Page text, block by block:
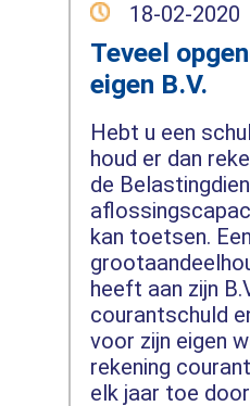
18-02-2020
Teveel
eigen B.V.
Hebt u een
houd er dan
de
kan toetsen.
heeft aan zijn
courantschuld
voor zijn eigen
rekening
elk jaar toe